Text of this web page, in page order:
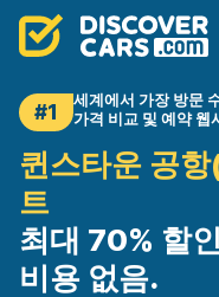
#1
세계에서 가장 방문
가격 비교 및 예약 웹
퀸스타운 공
트
최대 70% 할
비용 없음.